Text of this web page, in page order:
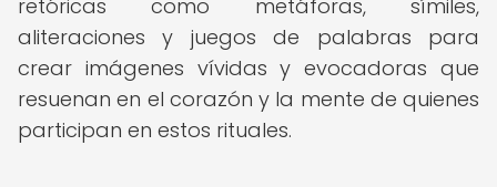
retóricas como metáforas, símiles,
aliteraciones y juegos de palabras para
crear imágenes vívidas y evocadoras que
resuenan en el corazón y la mente de quienes
participan en estos rituales.